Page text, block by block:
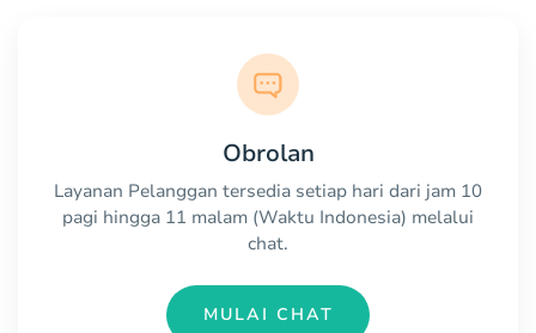
Obrolan
Layanan Pelanggan tersedia setiap hari dari jam 10
pagi hingga 11 malam (Waktu Indonesia) melalui
chat.
MULAI CHAT